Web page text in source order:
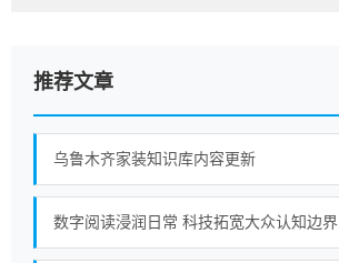
推荐文章
乌鲁木齐家装知识库内容更新
数字阅读浸润日常 科技拓宽大众认知边界